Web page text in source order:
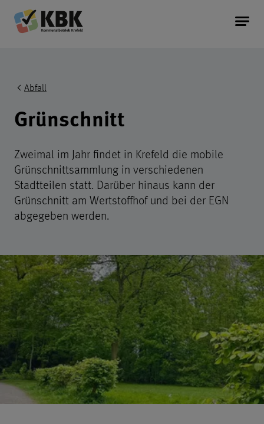
Kommunalbetrieb Krefeld Startseite
Kopfereich der Seite
Abfall
Grünschnitt
Zweimal im Jahr findet in Krefeld die mobile
Grünschnittsammlung in verschiedenen
Stadtteilen statt. Darüber hinaus kann der
Grünschnitt am Wertstoffhof und bei der EGN
abgegeben werden.